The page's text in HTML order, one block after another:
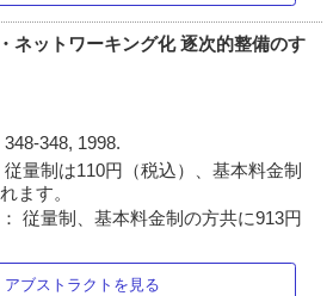
ネットワーキング化 逐次的整備のす
348-348, 1998.
量制は110円（税込）、基本料金制
ます。
従量制、基本料金制の方共に913円
アブストラクトを見る